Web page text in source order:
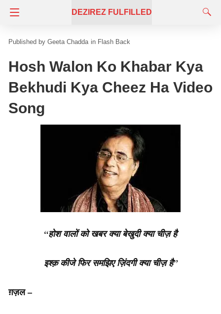
DEZIREZ FULFILLED
Geeta Chadda in Flash Back
Hosh Walon Ko Khabar Kya
Bekhudi Kya Cheez Ha Video
Song
“होश वालों को खबर क्या बेखुदी क्या चीज़ है
इश्क़ कीजे फिर समझिए ज़िंदगी क्या चीज़ है”
ग़ज़ल –